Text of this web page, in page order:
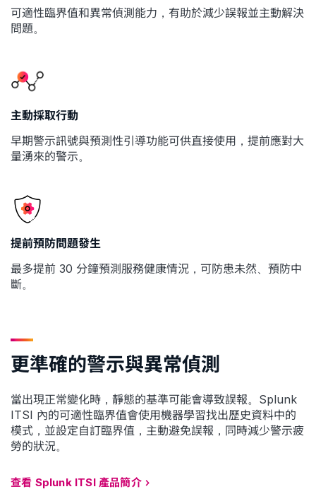
可適性臨界值和異常偵測能力，有助於減少誤報並主動解決
問題。
主動採取行動
早期警示訊號與預測性引導功能可供直接使用，提前應對大
量湧來的警示。
提前預防問題發生
最多提前 30 分鐘預測服務健康情況，可防患未然、預防中
斷。
更準確的警示與異常偵測
當出現正常變化時，靜態的基準可能會導致誤報。Splunk
ITSI 內的可適性臨界值會使用機器學習找出歷史資料中的
模式，並設定自訂臨界值，主動避免誤報，同時減少警示疲
勞的狀況。
查看 Splunk ITSI 產品簡介